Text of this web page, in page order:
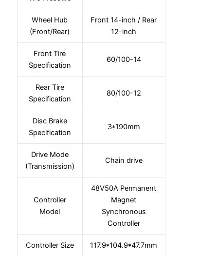
Wheel Hub
(Front/Rear)
Front 14-inch / Rear
12-inch
Front Tire
Specification
60/100-14
Rear Tire
Specification
80/100-12
Disc Brake
Specification
3*190mm
Drive Mode
(Transmission)
Chain drive
Controller
Model
48V50A Permanent
Magnet
Synchronous
Controller
Controller Size 117.9*104.9*47.7mm